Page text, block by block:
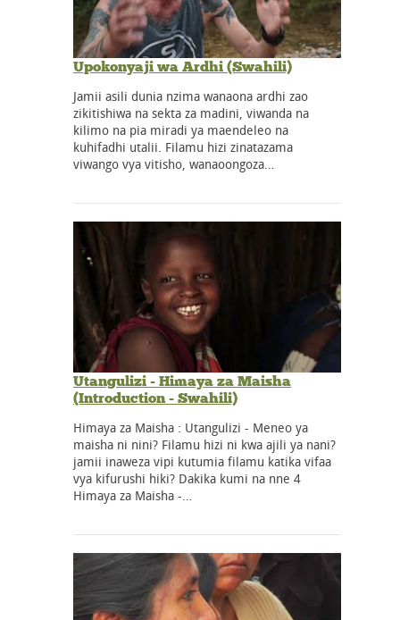
Upokonyaji wa Ardhi (Swahili)
Jamii asili dunia nzima wanaona ardhi zao
zikitishiwa na sekta za madini, viwanda na
kilimo na pia miradi ya maendeleo na
kuhifadhi utalii. Filamu hizi zinatazama
viwango vya vitisho, wanaoongoza…
Utangulizi - Himaya za Maisha
(Introduction - Swahili)
Himaya za Maisha : Utangulizi - Meneo ya
maisha ni nini? Filamu hizi ni kwa ajili ya nani?
jamii inaweza vipi kutumia filamu katika vifaa
vya kifurushi hiki? Dakika kumi na nne 4
Himaya za Maisha -…